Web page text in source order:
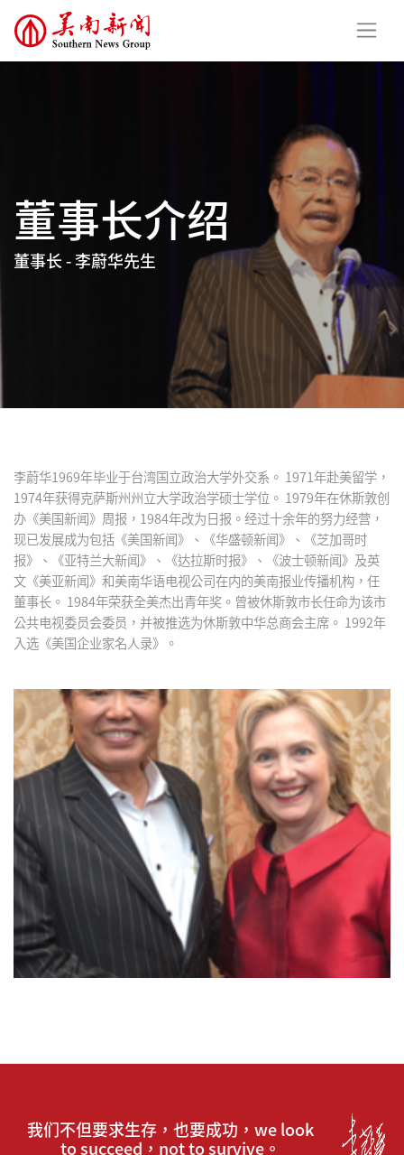
董事长介绍
董事长 - 李蔚华先生
李蔚华1969年毕业于台湾国立政治大学外交系。 1971年赴美留学，
1974年获得克萨斯州州立大学政治学硕士学位。 1979年在休斯敦创
办《美国新闻》周报，1984年改为日报。经过十余年的努力经营，
现已发展成为包括《美国新闻》、《华盛顿新闻》、《芝加哥时
报》、《亚特兰大新闻》、《达拉斯时报》、《波士顿新闻》及英
文《美亚新闻》和美南华语电视公司在内的美南报业传播机构，任
董事长。 1984年荣获全美杰出青年奖。曾被休斯敦市长任命为该市
公共电视委员会委员，并被推选为休斯敦中华总商会主席。 1992年
入选《美国企业家名人录》。
我们不但要求生存，也要成功，we look
to succeed，not to survive。